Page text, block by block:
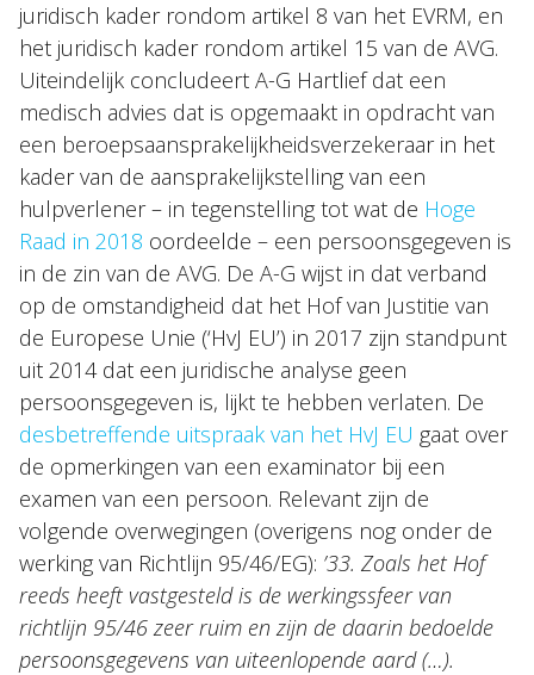
juridisch kader rondom artikel 8 van het EVRM, en
het juridisch kader rondom artikel 15 van de AVG.
Uiteindelijk concludeert A-G Hartlief dat een
medisch advies dat is opgemaakt in opdracht van
een beroepsaansprakelijkheidsverzekeraar in het
kader van de aansprakelijkstelling van een
hulpverlener – in tegenstelling tot wat de Hoge
Raad in 2018 oordeelde – een persoonsgegeven is
in de zin van de AVG. De A-G wijst in dat verband
op de omstandigheid dat het Hof van Justitie van
de Europese Unie (‘HvJ EU’) in 2017 zijn standpunt
uit 2014 dat een juridische analyse geen
persoonsgegeven is, lijkt te hebben verlaten. De
desbetreffende uitspraak van het HvJ EU gaat over
de opmerkingen van een examinator bij een
examen van een persoon. Relevant zijn de
volgende overwegingen (overigens nog onder de
werking van Richtlijn 95/46/EG): ’33. Zoals het Hof
reeds heeft vastgesteld is de werkingssfeer van
richtlijn 95/46 zeer ruim en zijn de daarin bedoelde
persoonsgegevens van uiteenlopende aard (…).